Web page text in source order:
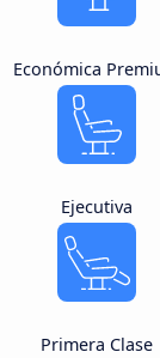
Económica
Ejecutiva
Primera Clase